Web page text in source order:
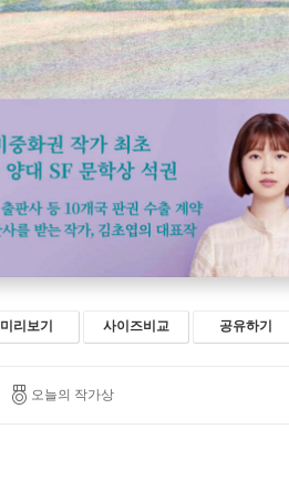
미리보기 사이즈비교 공유하기
오늘의 작가상